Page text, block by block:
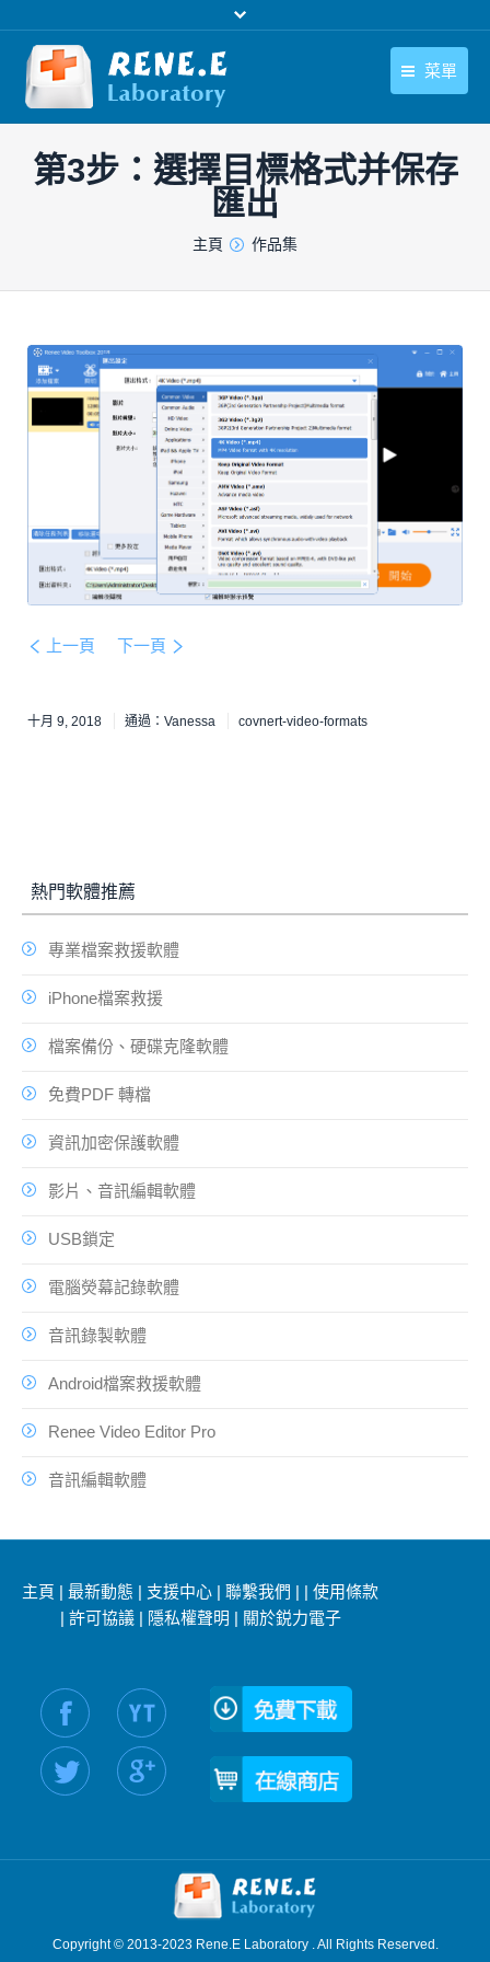
菜單
下載中心
購買
繁體中文
第3步：選擇目標格式并保存
匯出
主頁 作品集
上一頁 下一頁
十月 9, 2018 通過： Vanessa covnert-video-formats
熱門軟體推薦
專業檔案救援軟體
iPhone檔案救援
檔案備份、硬碟克隆軟體
免費PDF 轉檔
資訊加密保護軟體
影片、音訊編輯軟體
USB鎖定
電腦熒幕記錄軟體
音訊錄製軟體
Android檔案救援軟體
Renee Video Editor Pro
音訊編輯軟體
主頁 |最新動態 支援中心 |聯繫我們 |使用條款
許可協議| 隱私權聲明 關於鋭力電子
社交媒體信息：
Copyright © 2013-2023 Rene.E Laboratory . All Rights Reserved.